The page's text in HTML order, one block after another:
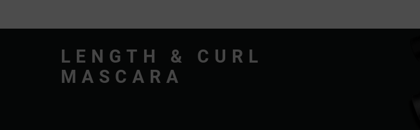
LENGTH & CURL
MASCARA